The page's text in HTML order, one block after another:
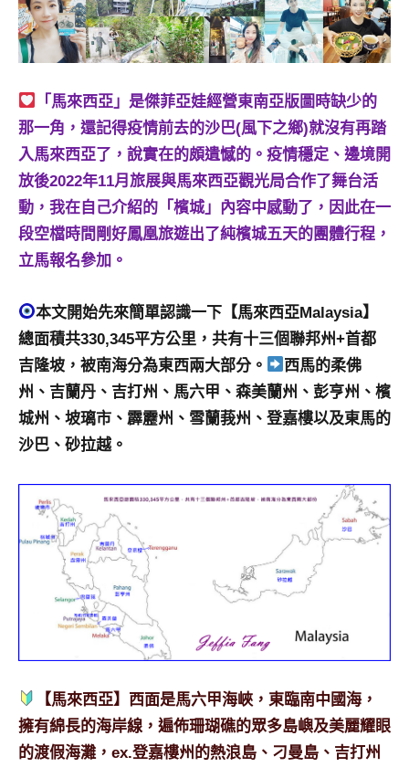
主
持、
吳
窟
泰
旅
遊
書
作
者、
表
會
及
活
動
主
持、
旅
遊
雜
誌
「馬來西亞」是傑菲亞娃經營東南亞版圖時缺少的
那一角，還記得疫情前去的沙巴(風下之鄉)就沒有再踏
入馬來西亞了，說實在的頗遺憾的。疫情穩定、邊境開
放後2022年11月旅展與馬來西亞觀光局合作了舞台活
動，我在自己介紹的「檳城」內容中感動了，因此在一
段空檔時間剛好鳳凰旅遊出了純檳城五天的團體行程，
立馬報名參加。
本文開始先來簡單認識一下【馬來西亞Malaysia】
總面積共330,345平方公里，共有十三個聯邦州+首都
吉隆坡，被南海分為東西兩大部分。
西馬的柔佛
州、吉蘭丹、吉打州、馬六甲、森美蘭州、彭亨州、檳
城州、坡璃市、霹靂州、雪蘭莪州、登嘉樓以及東馬的
沙巴、砂拉越。
【馬來西亞】 西面是馬六甲海峽，東臨南中國海，
擁有綿長的海岸線，遍佈珊瑚礁的眾多島嶼及美麗耀眼
的渡假海灘，ex.登嘉樓州的熱浪島 、刁曼島 、吉打州